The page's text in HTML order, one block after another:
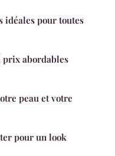
idéales pour toutes
prix abordables
peau et votre
pour un look